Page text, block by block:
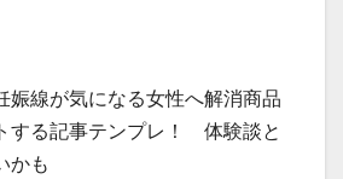
娠線が気になる女性へ解消商品
する記事テンプレ！ 体験談と
かも